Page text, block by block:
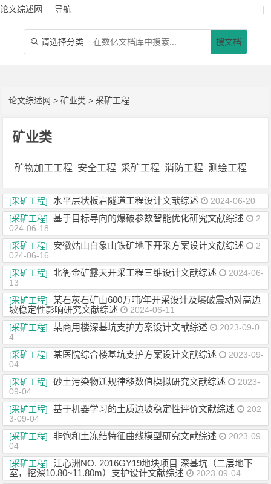
论文综述网 导航 |
 请选择分类 搜文档
论文综述网 >矿业类 >采矿工程
矿业类
矿物加工工程 安全工程 采矿工程 消防工程 测绘工程
[采矿工程] 水平层状板岩隧道工程设计文献综述
2024-06-20
[采矿工程]
基于目标导向的爆破参数智能优化研究文献综述
2
024-06-18
[采矿工程]
安徽姑山白象山铁矿地下开采方案设计文献综述
2
024-06-16
[采矿工程]
北衙金矿露天开采工程三维设计文献综述
2024-06-
13
[采矿工程]
某石灰石矿山600万吨/年开采设计及爆破震动对高边
坡稳定性影响研究文献综述
2024-06-11
[采矿工程]
某商用楼深基坑支护方案设计文献综述
2023-09-0
4
[采矿工程]
某医院综合楼基坑支护方案设计文献综述
2023-09-
04
[采矿工程]
砂土污染物迁规律移数值模拟研究文献综述
2023-
09-04
[采矿工程]
基于机器学习的土质边坡稳定性评价文献综述
202
3-09-04
[采矿工程]
非饱和土冻结特征曲线模型研究文献综述
2023-09-
04
[采矿工程]
江心洲NO. 2016GY19地块项目 深基坑（二层地下
室，挖深10.80~11.80m）支护设计文献综述
2023-09-04